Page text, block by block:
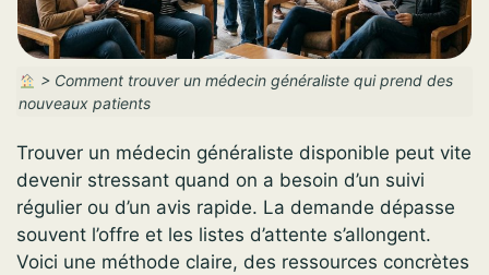
> Comment trouver un médecin généraliste qui prend des
nouveaux patients
Trouver un médecin généraliste disponible peut vite
devenir stressant quand on a besoin d’un suivi
régulier ou d’un avis rapide. La demande dépasse
souvent l’offre et les listes d’attente s’allongent.
Voici une méthode claire, des ressources concrètes